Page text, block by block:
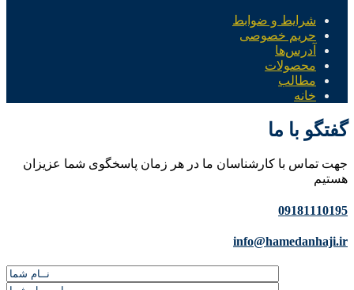
شرایط و ضوابط
حریم خصوصی
آدرس‌ها
محصولات
مطالب
خانه
گفتگو با ما
جهت تماس با کارشناسان ما در هر زمان پاسخگوی شما عزیزان
هستیم
09181110195
info@hamedanhaji.ir